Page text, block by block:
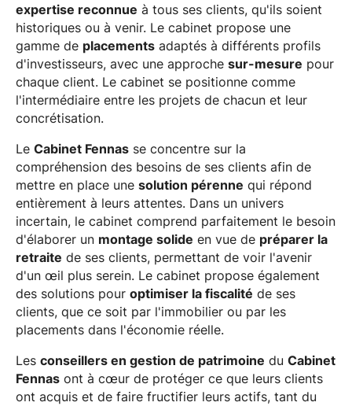
expertise reconnue à tous ses clients, qu'ils soient
historiques ou à venir. Le cabinet propose une
gamme de placementsadaptés à différents profils
d'investisseurs, avec une approche sur-mesure pour
chaque client. Le cabinet se positionne comme
l'intermédiaire entre les projets de chacun et leur
concrétisation.
Le Cabinet Fennasse concentre sur la
compréhension des besoins de ses clients afin de
mettre en place une solution pérenne qui répond
entièrement à leurs attentes. Dans un univers
incertain, le cabinet comprend parfaitement le besoin
d'élaborer un montage solide en vue de préparer la
retraite de ses clients, permettant de voir l'avenir
d'un œil plus serein. Le cabinet propose également
des solutions pour optimiser la fiscalité de ses
clients, que ce soit par l'immobilier ou par les
placements dans l'économie réelle.
Les conseillers en gestion de patrimoine du Cabinet
Fennasont à cœur de protéger ce que leurs clients
ont acquis et de faire fructifier leurs actifs, tant du